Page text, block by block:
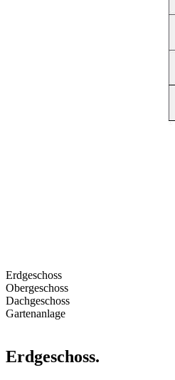
Erdgeschoss
Obergeschoss
Dachgeschoss
Gartenanlage
Erdgeschoss.